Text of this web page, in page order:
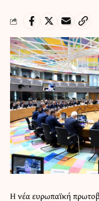
Η νέα ευρωπαϊκή